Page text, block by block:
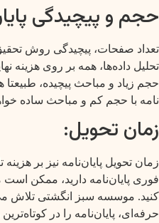
حجم و پیچیدگی
تعداد صفحات، پیچیدگی روش
تحلیل داده‌ها، همه بر روی هزینه
حجم زیاد و مباحث پیچیده،
نامه با حجم کم و مباحث ساده
زمان تحویل:
زمان تحویل پایان‌نامه نیز بر هزینه
فوری پایان‌نامه دارید، ممکن
کنید. موسسه سبز انگشتی تلاش
حرفه‌ای، پایان‌نامه را در